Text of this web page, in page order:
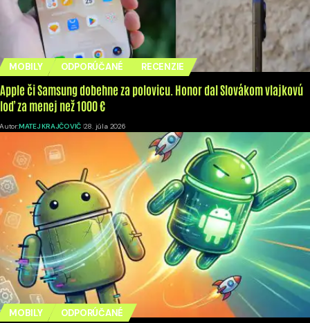
MOBILY ODPORÚČANÉ RECENZIE
Apple či Samsung dobehne za polovicu. Honor dal Slovákom vlajkovú
loď za menej než 1000 €
Autor:MATEJ KRAJČOVIČ 28. júla 2026
MOBILY ODPORÚČANÉ